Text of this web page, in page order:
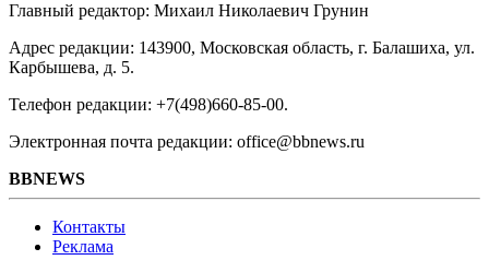
Главный редактор: Михаил Николаевич Грунин
Адрес редакции: 143900, Московская область, г. Балашиха, ул.
Карбышева, д. 5.
Телефон редакции: +7(498)660-85-00.
Электронная почта редакции: office@bbnews.ru
BBNEWS
Контакты
Реклама